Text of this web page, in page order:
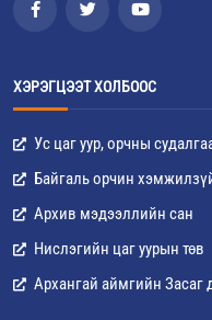
ХЭРЭГЦЭЭТ ХОЛБООС
Ус цаг уур, орчны
Байгаль орчин
Архив мэдээллийн сан
Нислэгийн цаг уурын төв
Архангай аймгийн Засаг